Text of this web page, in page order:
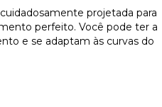
projetada para
perfeito. Você pode ter a
e se adaptam às curvas do